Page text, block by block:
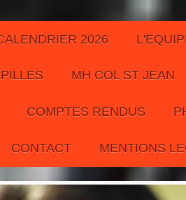
2026
MH COL ST JEAN
COMPTES RENDUS
CONTACT MENTIONS